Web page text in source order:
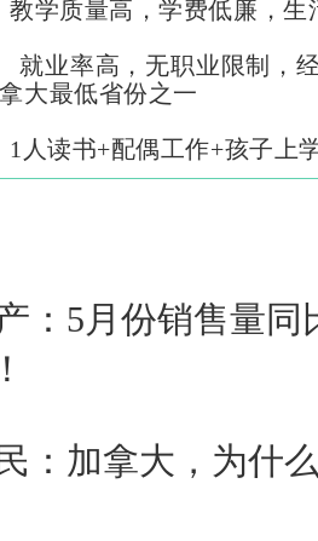
教学质量高，学费低廉，生
就业率高，无职业限制，
大最低省份之一
1人读书+配偶工作+孩子上
：5月份销售量同
：加拿大，为什